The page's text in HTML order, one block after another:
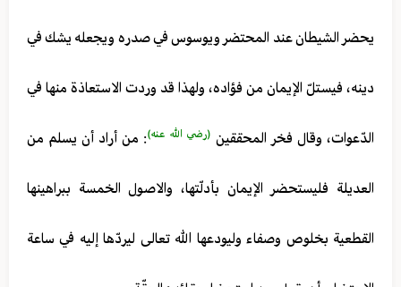
يحضر الشيطان عند المحتضر ويوسوس في صدره ويجعله يشك في
دينه، فيستلّ الإيمان من فؤاده، ولهذا قد وردت الاستعاذة منها في
الدّعوات، وقال فخر المحققين (رضي الله عنه): من أراد أن يسلم من
العديلة فليستحضر الإيمان بأدلّتها، والاصول الخمسة ببراهينها
القطعية بخلوص وصفاء وليودعها الله تعالى ليردّها إليه في ساعة